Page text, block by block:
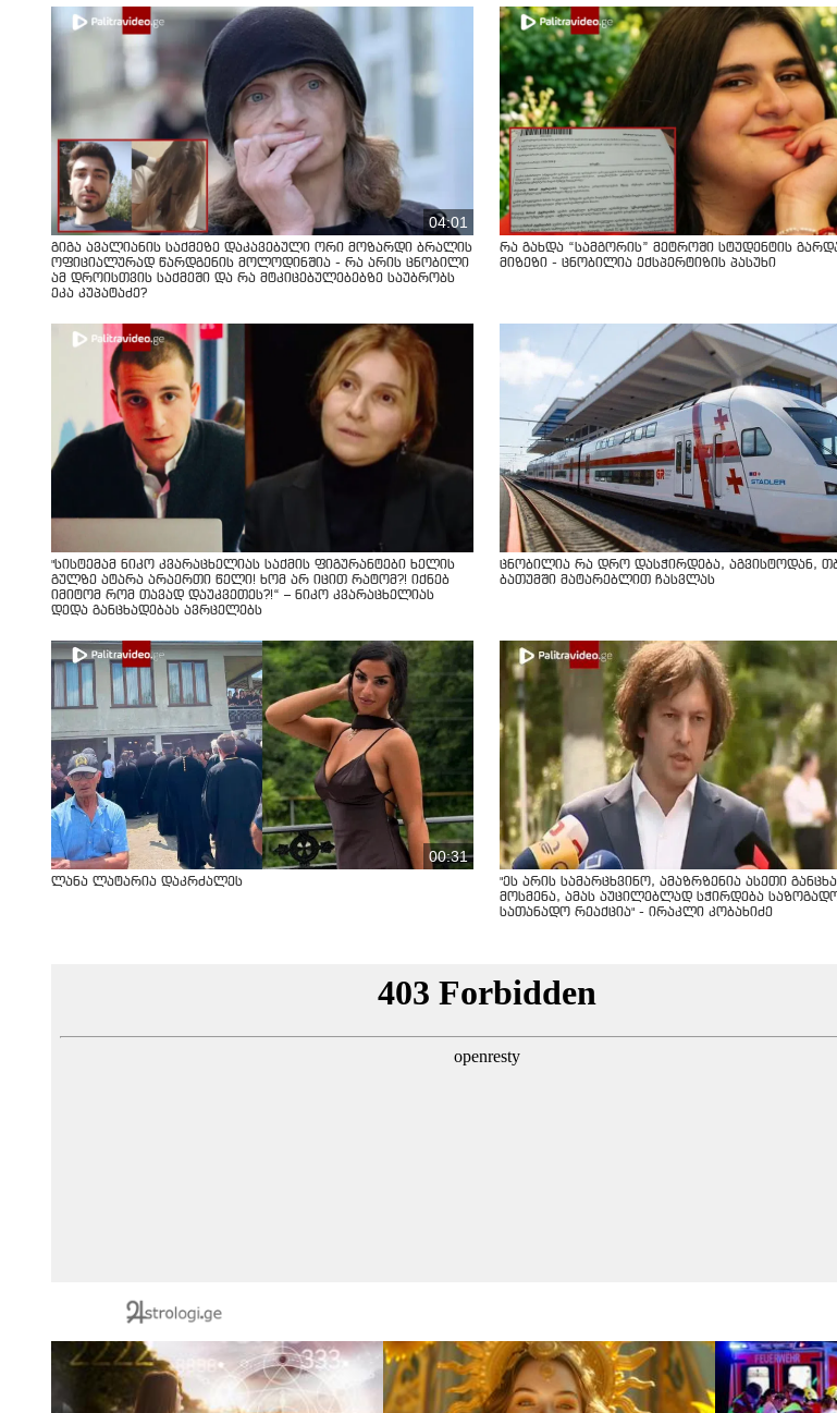
04:01
გიგა ავალიანის საქმეზე დაკავებული ორი მოზარდი ბრალის
ოფიციალურად წარდგენის მოლოდინშია - რა არის ცნობილი
ამ დროისთვის საქმეში და რა მტკიცებულებებზე საუბრობს
ეკა კუპატაძე?
რა გახდა “სამგორის” მეტროში სტუდენტის
მიზეზი - ცნობილია ექსპერტიზის პასუხი
"სისტემამ ნიკო კვარაცხელიას საქმის ფიგურანტები ხელის
გულზე ატარა არაერთი წელი! ხომ არ იცით რატომ?! იქნებ
იმიტომ რომ თავად დაუკვეთეს?!“ – ნიკო კვარაცხელიას
დედა განცხადებას ავრცელებს
ცნობილია რა დრო დასჭირდება, აგვისტოდან,
ბათუმში მატარებლით ჩასვლას
00:31
ლანა ლატარია დაკრძალეს
"ეს არის სამარცხვინო, ამაზრზენია ასეთი
მოსმენა, ამას აუცილებლად სჭირდება
სათანადო რეაქცია" - ირაკლი კობახიძე